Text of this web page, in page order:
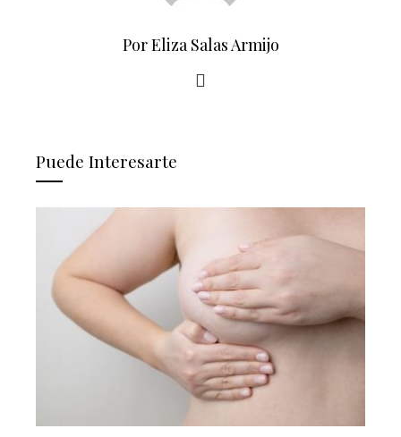
Por Eliza Salas Armijo
Puede Interesarte